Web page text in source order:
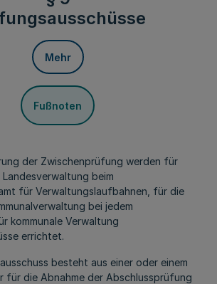
Mehr
Fußnoten
der Zwischenprüfung werden für
beim
für Verwaltungslaufbahnen, für die
bei jedem
kommunale Verwaltung
errichtet.
besteht aus einer oder einem
für die Abnahme der Abschlussprüfung